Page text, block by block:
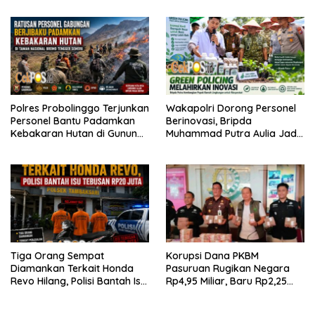
Polres Probolinggo Terjunkan
Personel Bantu Padamkan
Kebakaran Hutan di Gunung
Wakapolri Dorong Personel
Berinovasi, Bripda
Muhammad Putra Aulia Jadi
Tiga Orang Sempat
Diamankan Terkait Honda
Revo Hilang, Polisi Bantah Isu
Korupsi Dana PKBM
Pasuruan Rugikan Negara
Rp4,95 Miliar, Baru Rp2,25